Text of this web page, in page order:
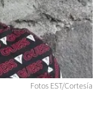
Fotos EST/Cortesía